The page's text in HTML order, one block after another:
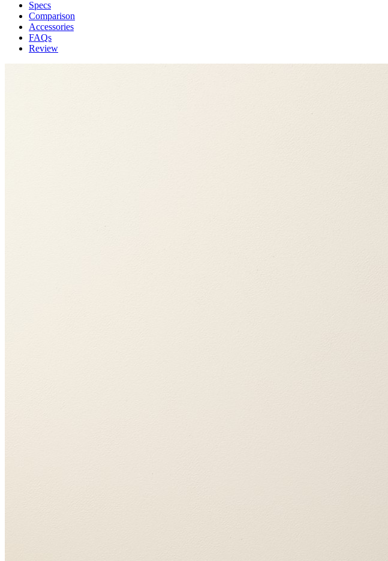
Specs
Comparison
Accessories
FAQs
Review